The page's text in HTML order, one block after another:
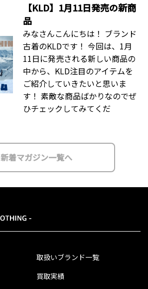
【KLD】1月11日発売の新商
品
みなさんこんにちは！ ブランド
古着のKLDです！ 今回は、1月
11日に発売される新しい商品の
中から、KLD注目のアイテムを
ご紹介していきたいと思いま
す！ 素敵な商品ばかりなのでぜ
ひチェックしてみてくだ
新着マガジン一覧へ
取扱いブランド一覧
買取実績